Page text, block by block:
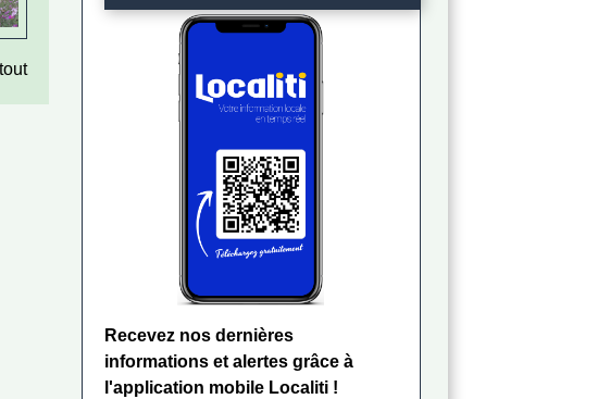
Recevez nos dernières
informations et alertes grâce à
l'application mobile Localiti !